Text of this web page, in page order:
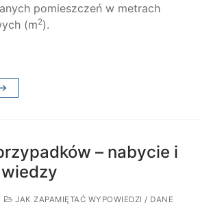
pomieszczeń w metrach
(m2).
– nabycie i
JAK ZAPAMIĘTAĆ WYPOWIEDZI / DANE